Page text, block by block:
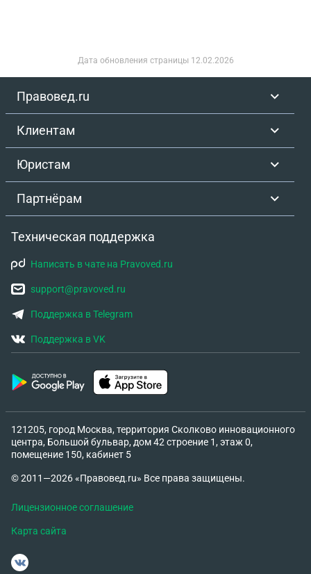
Дата обновления страницы 12.02.2026
Правовед.ru
Клиентам
Юристам
Партнёрам
Техническая поддержка
Написать в чате на Pravoved.ru
support@pravoved.ru
Поддержка в Telegram
Поддержка в VK
121205, город Москва, территория Сколково инновационного
центра, Большой бульвар, дом 42 строение 1, этаж 0,
помещение 150, кабинет 5
© 2011—2026 «Правовед.ru» Все права защищены.
Лицензионное соглашение
Карта сайта